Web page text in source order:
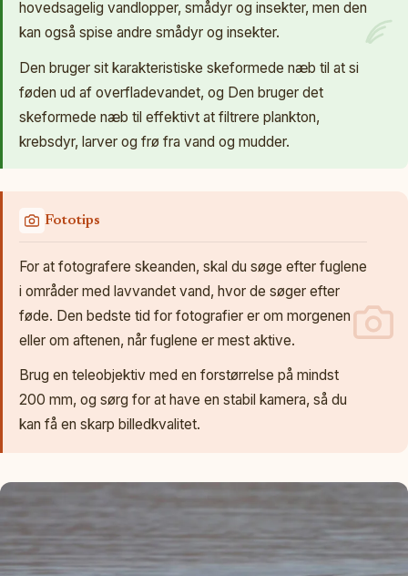
hovedsagelig vandlopper, smådyr og insekter, men den
kan også spise andre smådyr og insekter.
Den bruger sit karakteristiske skeformede næb til at si
føden ud af overfladevandet, og Den bruger det
skeformede næb til effektivt at filtrere plankton,
krebsdyr, larver og frø fra vand og mudder.
Fototips
For at fotografere skeanden, skal du søge efter fuglene
i områder med lavvandet vand, hvor de søger efter
føde. Den bedste tid for fotografier er om morgenen
eller om aftenen, når fuglene er mest aktive.
Brug en teleobjektiv med en forstørrelse på mindst
200 mm, og sørg for at have en stabil kamera, så du
kan få en skarp billedkvalitet.